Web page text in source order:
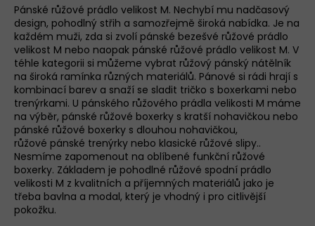
Pánské růžové prádlo velikost M. Nechybí mu nadčasový
design, pohodlný střih a samozřejmě široká nabídka. Je na
každém muži, zda si zvolí pánské bezešvé růžové prádlo
velikost M nebo naopak pánské růžové prádlo velikost M. V
téhle kategorii si můžeme vybrat růžový pánský nátělník
na široká ramínka různých materiálů. Pánové si rádi hrají s
kombinací barev a snaží se sladit tričko s boxerkami nebo
trenýrkami. U pánského růžového prádla velikosti M máme
na výběr, pánské růžové boxerky s kratší nohavičkou nebo
pánské růžové boxerky s dlouhou nohavičkou,
růžové pánské trenýrky nebo klasické růžové slipy..
Nesmíme zapomenout na oblíbené funkční růžové
boxerky. Základem je pohodlné růžové spodní prádlo
velikosti M z kvalitních a příjemných materiálů jako je
třeba bavlna a modal, který je vhodný i pro citlivější
pokožku.
ř
e
b
u
j
e
t
e
n
a
j
í